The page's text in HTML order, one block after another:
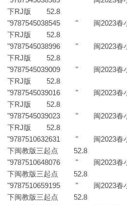
下RJ版 52.8
"9787545038545 " 闽2023春小
下RJ版 52.8
"9787545038996 " 闽2023春小
下RJ版 52.8
"9787545039009 " 闽2023春小
下RJ版 52.8
"9787545039016 " 闽2023春小
下RJ版 52.8
"9787545039023 " 闽2023春小
下RJ版 52.8
"9787510632631 " 闽2023春小
下闽教版三起点 52.8
"9787510648076 " 闽2023春小
下闽教版三起点 52.8
"9787510659195 " 闽2023春小
下闽教版三起点 52.8